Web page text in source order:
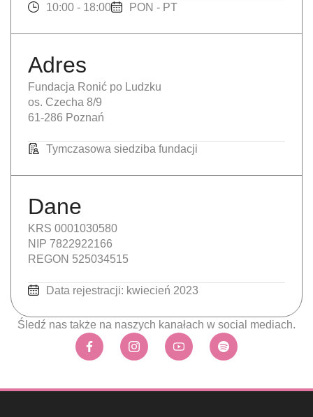
10:00 - 18:00
PON - PT
Adres
Fundacja Ronić po Ludzku
os. Czecha 8/9
61-286 Poznań
Tymczasowa siedziba fundacji
Dane
KRS 0001030580
NIP 7822922166
REGON 525034515
Data rejestracji: kwiecień 2023
Śledź nas także na naszych kanałach w social mediach.